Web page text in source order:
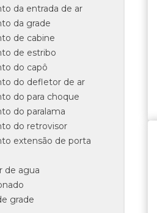
da entrada de ar
da grade
de cabine
de estribo
do capô
do defletor de ar
do para choque
do paralama
do retrovisor
extensão de porta
de agua
grade